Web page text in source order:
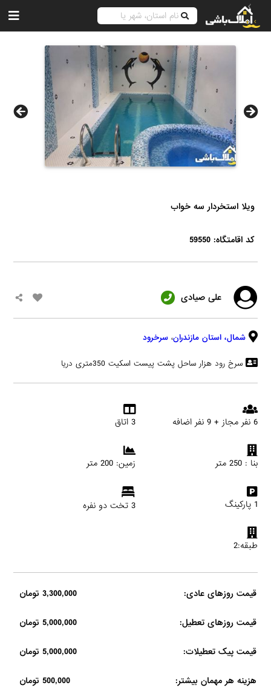
ویلا استخردار سه خواب
کد اقامتگاه: 59550
علی صیادی
شمال، استان مازندران، سرخرود
سرخ رود هزار ساحل پشت پیست اسکیت 350متری دریا
6 نفر مجاز + 9 نفر اضافه 3 اتاق
بنا : 250 متر زمین: 200 متر
1 پارکینگ 3 تخت دو نفره
طبقه:2
قیمت روزهای عادی: 3,300,000 تومان
قیمت روزهای تعطیل: 5,000,000 تومان
قیمت پیک تعطیلات: 5,000,000 تومان
هزینه هر مهمان بیشتر: 500,000 تومان